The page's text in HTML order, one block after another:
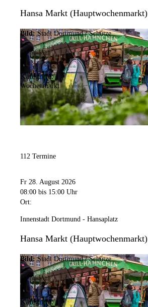
Hansa Markt (Hauptwochenmarkt)
Bild: Stadt Dortmund / Schütze
Kategorie:
Wochenmarkt
112 Termine
Fr 28. August 2026
08:00 bis 15:00 Uhr
Ort:
Innenstadt Dortmund - Hansaplatz
Hansa Markt (Hauptwochenmarkt)
Bild: Stadt Dortmund / Schütze
Kategorie: